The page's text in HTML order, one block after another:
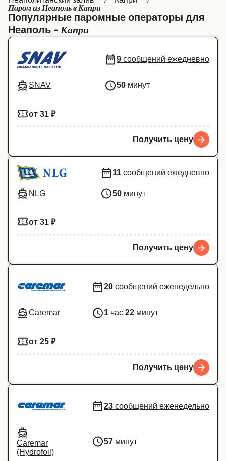
Canada
Ελλάδα
Polska
Україна Indonesia
المغرب
Паром из Неаполь в Капри
Популярные паромные операторы для
Неаполь - Капри
SNAV
9 сообщений ежедневно
50 минут
от 31 ₽
Получить цену
NLG
11 сообщений ежедневно
50 минут
от 31 ₽
Получить цену
Caremar
20 сообщений еженедельно
1 час 22 минут
от 25 ₽
Получить цену
Caremar
(Hydrofoil)
23 сообщений еженедельно
57 минут